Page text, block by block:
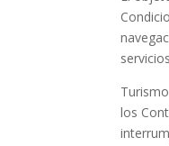
los